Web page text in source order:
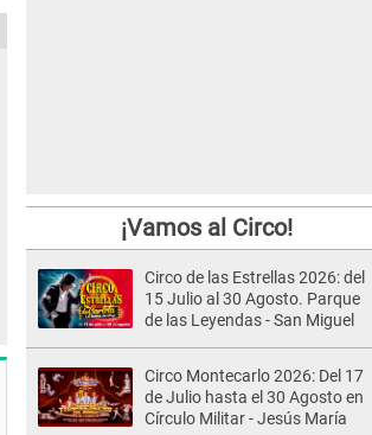
¡Vamos al Circo!
Circo de las Estrellas 2026: del
15 Julio al 30 Agosto. Parque
de las Leyendas - San Miguel
Circo Montecarlo 2026: Del 17
de Julio hasta el 30 Agosto en
Círculo Militar - Jesús María